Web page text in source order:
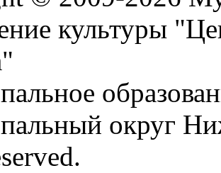
культуры
округ